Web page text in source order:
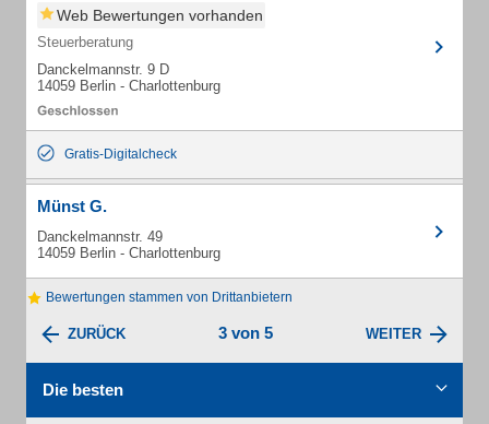
Web Bewertungen vorhanden
Steuerberatung
Danckelmannstr. 9 D
14059 Berlin - Charlottenburg
Gratis-Digitalcheck
Münst G.
Danckelmannstr. 49
14059 Berlin - Charlottenburg
Bewertungen stammen von Drittanbietern
ZURÜCK 3 von 5 WEITER
Die besten